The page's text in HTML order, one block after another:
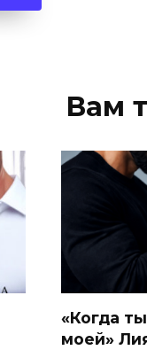
Вам
«Когда
моей»